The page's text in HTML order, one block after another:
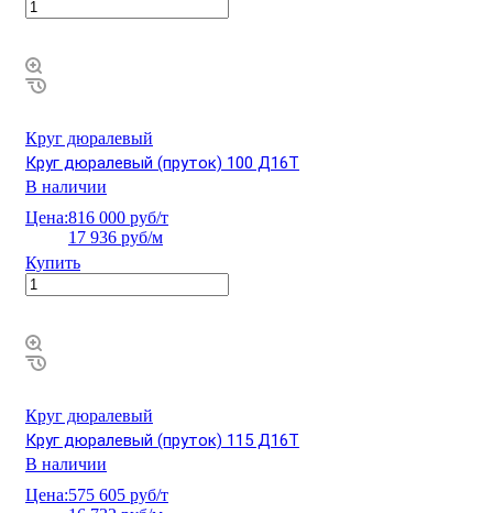
Круг дюралевый
Круг дюралевый (пруток) 100 Д16Т
В наличии
Цена:816 000 руб/т
17 936 руб/м
Купить
Круг дюралевый
Круг дюралевый (пруток) 115 Д16Т
В наличии
Цена:575 605 руб/т